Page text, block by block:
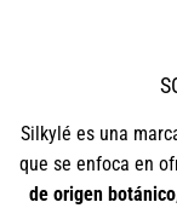
Silkylé es una
que se enfoca en
de origen botánico